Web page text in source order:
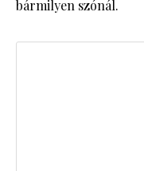
bármilyen szónál.